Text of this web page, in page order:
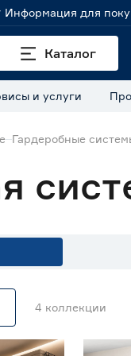
Информация для
Каталог
и услуги
Гардеробные
4 коллекции